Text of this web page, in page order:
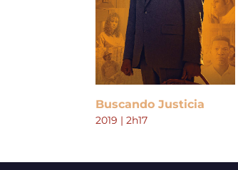
Buscando Justicia
2019 | 2h17